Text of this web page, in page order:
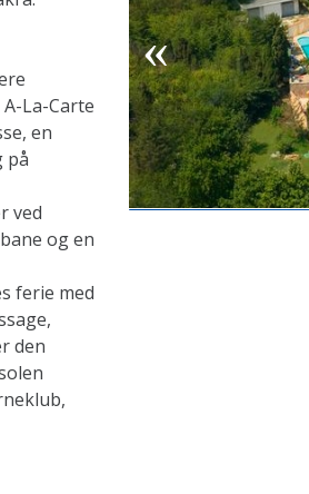
La-Carte
en
på
ved
og en
ferie med
den